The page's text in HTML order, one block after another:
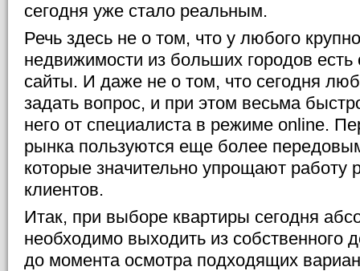
сегодня уже стало реальным.
Речь здесь не о том, что у любого
недвижимости из больших городов
сайты. И даже не о том, что сегодня
задать вопрос, и при этом весьма
него от специалиста в режиме online.
рынка пользуются еще более
которые значительно упрощают работу
клиентов.
Итак, при выборе квартиры сегодня
необходимо выходить из
до момента осмотра подходящих